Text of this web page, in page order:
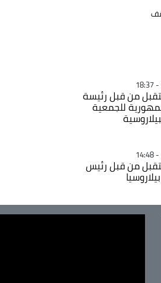
من قبل رئيسة
للجمعية
من قبل رئيس